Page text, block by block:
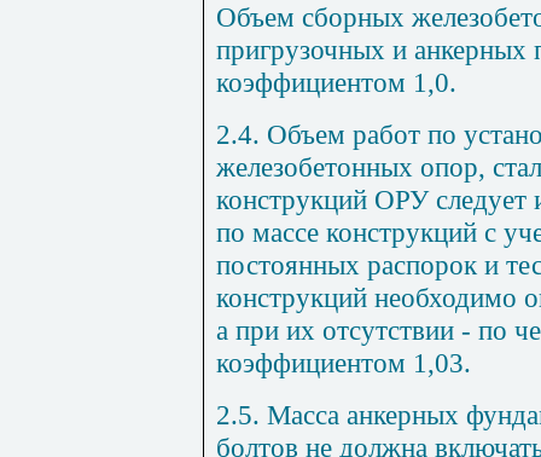
Объем сборных
пригрузочных и анкерных
коэффициентом 1,0.
2.4. Объем работ по
железобетонных опор,
конструкций ОРУ следует
по массе конструкций с
постоянных распорок и
конструкций необходимо
а при их отсутствии - по
коэффициентом 1,03.
2.5. Масса анкерных
болтов не должна